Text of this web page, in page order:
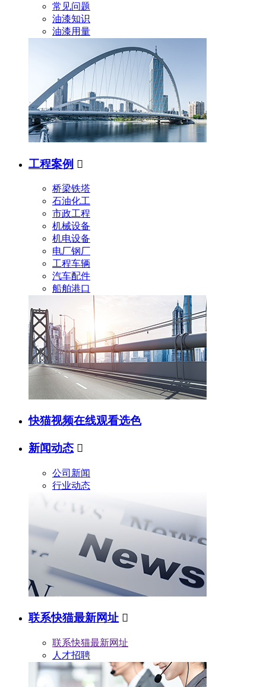
常见问题
油漆知识
油漆用量
工程案例 
桥梁铁塔
石油化工
市政工程
机械设备
机电设备
电厂钢厂
工程车辆
汽车配件
船舶港口
快猫视频在线观看选色
新闻动态 
公司新闻
行业动态
联系快猫最新网址 
联系快猫最新网址
人才招聘